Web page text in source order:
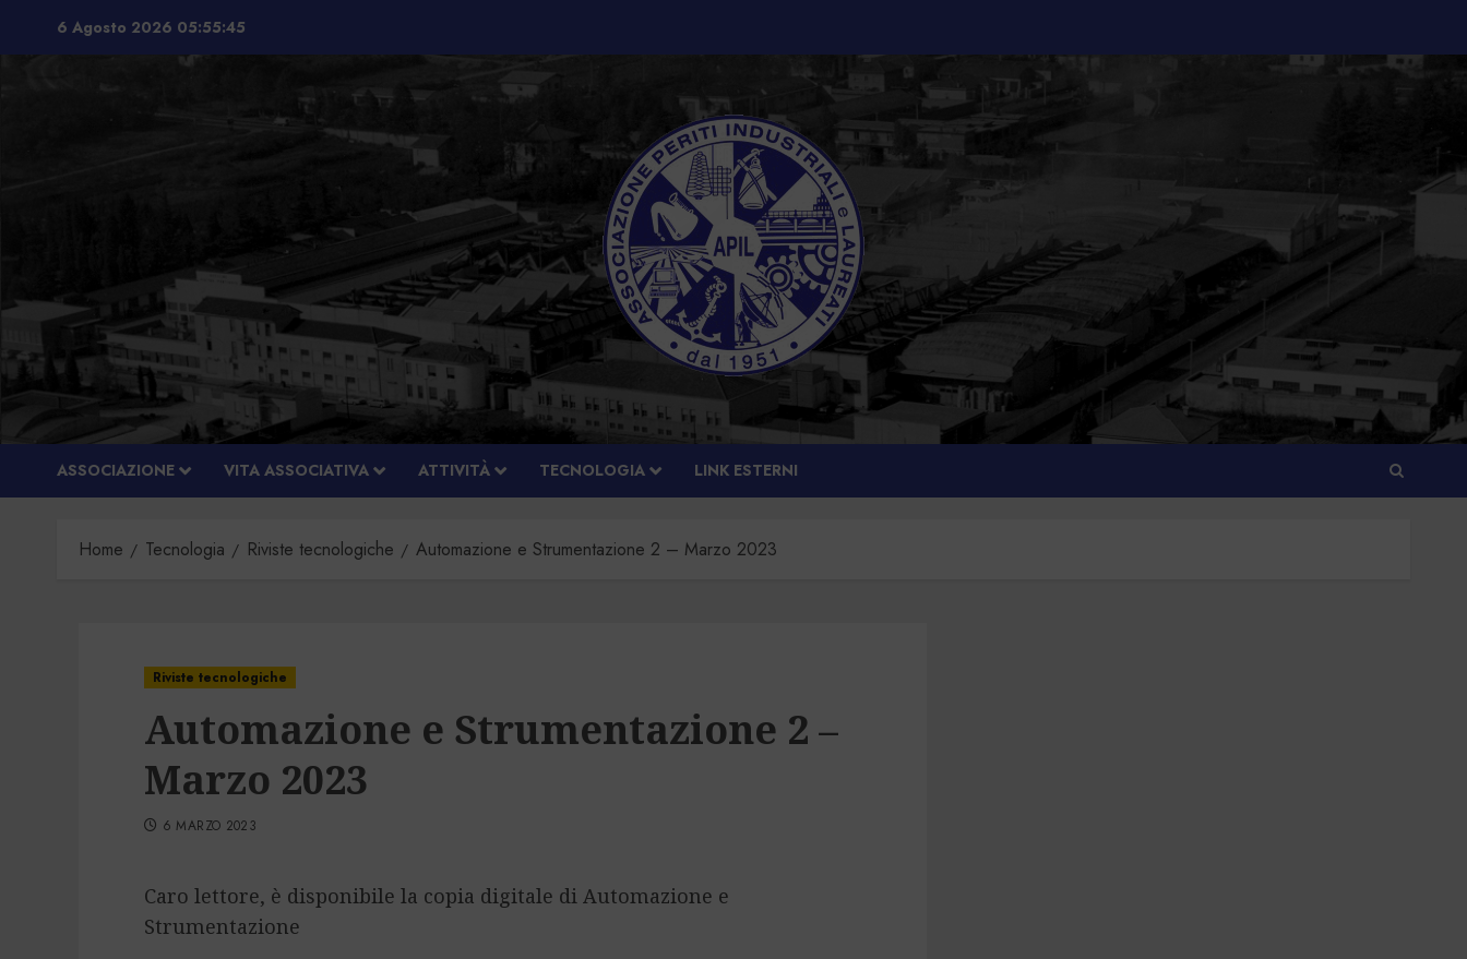
6 Agosto 2026 05:55:46
ASSOCIAZIONE VITA ASSOCIATIVA ATTIVITÀ TECNOLOGIA LINK ESTERNI
Home Tecnologia Riviste tecnologiche Automazione e Strumentazione 2 – Marzo 2023
Riviste tecnologiche
Automazione e Strumentazione 2 –
Marzo 2023
6 MARZO 2023
Caro lettore, è disponibile la copia digitale di Automazione e
Strumentazione